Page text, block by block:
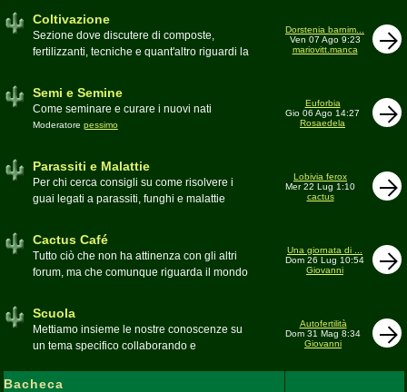
Coltivazione
Sezione dove discutere di composte,
fertilizzanti, tecniche e quant'altro riguardi la
Dorstenia barnim...
Ven 07 Ago 9:23
mariovitt.manca
Semi e Semine
Come seminare e curare i nuovi nati
Moderatore pessimo
Euforbia
Gio 06 Ago 14:27
Rosaedela
Parassiti e Malattie
Per chi cerca consigli su come risolvere i
guai legati a parassiti, funghi e malattie
Lobivia ferox
Mer 22 Lug 1:10
cactus
Cactus Café
Tutto ciò che non ha attinenza con gli altri
forum, ma che comunque riguarda il mondo
Moderatore
Una giornata di ...
Dom 26 Lug 10:54
Giovanni
Scuola
Mettiamo insieme le nostre conoscenze su
un tema specifico collaborando e
cactofilo
Autofertilità
Dom 31 Mag 8:34
Giovanni
Bacheca